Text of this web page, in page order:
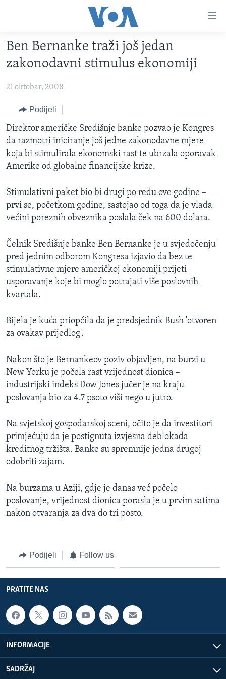
glavni
sadržaj
na
navigaciju
Idi
na
pretragu
FOTOGRAFIJE DANA
VIJESTI
SJEDINJENE AMERIČKE DRŽAVE
BOSNA I HERCEGOVINA
SVIJET
NAUKA I TEHNOLOGIJA
SPECIJALNI PROJEKTI
KORUPCIJA
ŽENSKA STRANA
IZBJEGLIČKA STRANA
O GLASU AMERIKE
Learning English
Jezici
Ben Bernanke traži još jedan
zakonodavni stimulus ekonomiji
21 oktobar, 2008
Podijeli
Direktor američke Središnje banke pozvao je Kongres
da razmotri iniciranje još jedne zakonodavne mjere
koja bi stimulirala ekonomski rast te ubrzala oporavak
Amerike od globalne financijske krize.
Stimulativni paket bio bi drugi po redu ove godine –
prvi se, početkom godine, sastojao od toga da je vlada
većini poreznih obveznika poslala ček na 600 dolara.
Čelnik Središnje banke Ben Bernanke je u svjedočenju
pred jednim odborom Kongresa izjavio da bez te
stimulativne mjere američkoj ekonomiji prijeti
usporavanje koje bi moglo potrajati više poslovnih
kvartala.
Bijela je kuća priopćila da je predsjednik Bush 'otvoren
za ovakav prijedlog'.
Nakon što je Bernankeov poziv objavljen, na burzi u
New Yorku je počela rast vrijednost dionica –
industrijski indeks Dow Jones jučer je na kraju
poslovanja bio za 4.7 psoto viši nego u jutro.
Na svjetskoj gospodarskoj sceni, očito je da investitori
primjećuju da je postignuta izvjesna deblokada
kreditnog tržišta. Banke su spremnije jedna drugoj
odobriti zajam.
Na burzama u Aziji, gdje je danas već počelo
poslovanje, vrijednost dionica porasla je u prvim satima
nakon otvaranja za dva do tri posto.
Podijeli Follow us
PRATITE NAS
INFORMACIJE
SADRŽAJ